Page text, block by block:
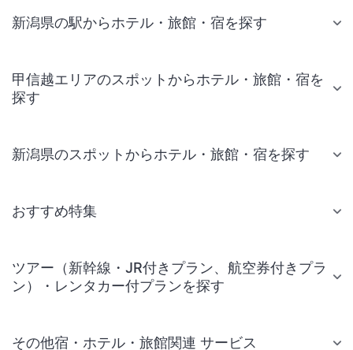
新潟県の駅からホテル・旅館・宿を探す
甲信越エリアのスポットからホテル・旅館・宿を
探す
新潟県のスポットからホテル・旅館・宿を探す
おすすめ特集
ツアー（新幹線・JR付きプラン、航空券付きプラ
ン）・レンタカー付プランを探す
その他宿・ホテル・旅館関連 サービス